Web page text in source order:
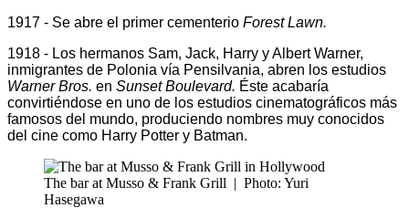
1917 - Se abre el primer cementerio Forest Lawn.
1918 - Los hermanos Sam, Jack, Harry y Albert Warner,
inmigrantes de Polonia vía Pensilvania, abren los estudios
Warner Bros. en Sunset Boulevard. Éste acabaría
convirtiéndose en uno de los estudios cinematográficos más
famosos del mundo, produciendo nombres muy conocidos
del cine como Harry Potter y Batman.
The bar at Musso & Frank Grill | Photo: Yuri
Hasegawa